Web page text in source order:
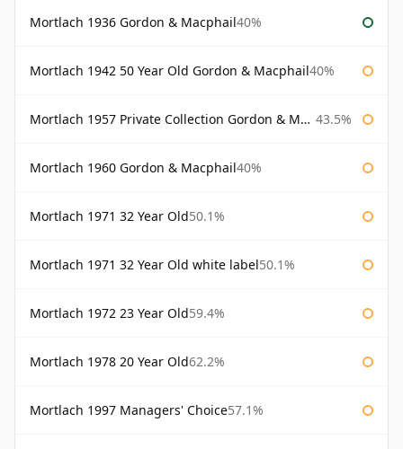
Mortlach 1936 Gordon & Macphail40%
Mortlach 1942 50 Year Old Gordon & Macphail40%
Mortlach 1957 Private Collection Gordon & Macphail 43.5%
Mortlach 1960 Gordon & Macphail40%
Mortlach 1971 32 Year Old50.1%
Mortlach 1971 32 Year Old white label50.1%
Mortlach 1972 23 Year Old59.4%
Mortlach 1978 20 Year Old62.2%
Mortlach 1997 Managers' Choice57.1%